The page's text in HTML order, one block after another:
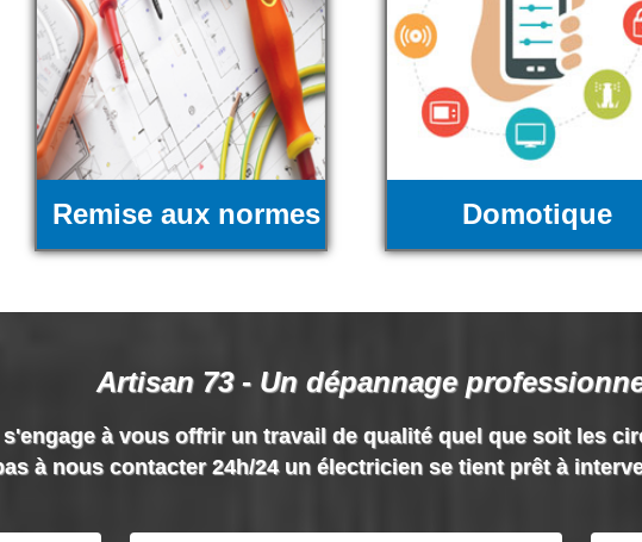
Remise aux normes Domotique
Artisan 73 - Un dépannage
à vous offrir un travail de qualité quel que soit les
à nous contacter 24h/24 un électricien se tient prêt à